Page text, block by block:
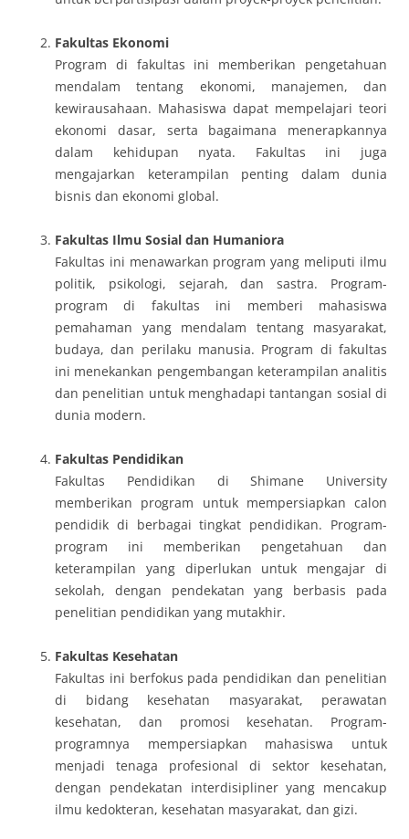
Fakultas Ekonomi
Program di fakultas ini memberikan pengetahuan
mendalam tentang ekonomi, manajemen, dan
kewirausahaan. Mahasiswa dapat mempelajari teori
ekonomi dasar, serta bagaimana menerapkannya
dalam kehidupan nyata. Fakultas ini juga
mengajarkan keterampilan penting dalam dunia
bisnis dan ekonomi global.
Fakultas Ilmu Sosial dan Humaniora
Fakultas ini menawarkan program yang meliputi ilmu
politik, psikologi, sejarah, dan sastra. Program-
program di fakultas ini memberi mahasiswa
pemahaman yang mendalam tentang masyarakat,
budaya, dan perilaku manusia. Program di fakultas
ini menekankan pengembangan keterampilan analitis
dan penelitian untuk menghadapi tantangan sosial di
dunia modern.
Fakultas Pendidikan
Fakultas Pendidikan di Shimane University
memberikan program untuk mempersiapkan calon
pendidik di berbagai tingkat pendidikan. Program-
program ini memberikan pengetahuan dan
keterampilan yang diperlukan untuk mengajar di
sekolah, dengan pendekatan yang berbasis pada
penelitian pendidikan yang mutakhir.
Fakultas Kesehatan
Fakultas ini berfokus pada pendidikan dan penelitian
di bidang kesehatan masyarakat, perawatan
kesehatan, dan promosi kesehatan. Program-
programnya mempersiapkan mahasiswa untuk
menjadi tenaga profesional di sektor kesehatan,
dengan pendekatan interdisipliner yang mencakup
ilmu kedokteran, kesehatan masyarakat, dan gizi.